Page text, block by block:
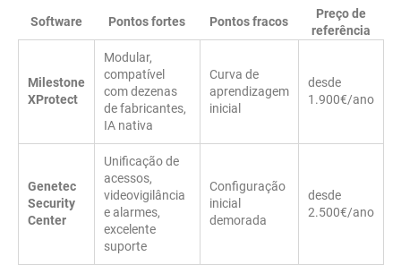
Software Pontos fortes Pontos fracos
Preço de
referência
Milestone
XProtect
Modular,
compatível
com dezenas
de fabricantes,
IA nativa
Curva de
aprendizagem
inicial
desde
1.900€/ano
Genetec
Security
Center
Unificação de
acessos,
videovigilância
e alarmes,
excelente
suporte
Configuração
inicial
demorada
desde
2.500€/ano